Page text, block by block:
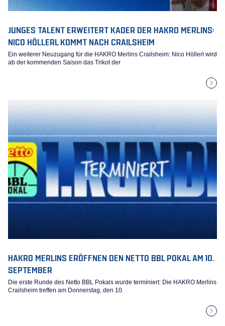
JUNGES TALENT ERWEITERT KADER DER HAKRO MERLINS:
NICO HÖLLERL KOMMT NACH CRAILSHEIM
Ein weiterer Neuzugang für die HAKRO Merlins Crailsheim: Nico Höllerl wird
ab der kommenden Saison das Trikot der
HAKRO MERLINS ERÖFFNEN DEN NETTO BBL POKAL AM 10.
SEPTEMBER
Die erste Runde des Netto BBL Pokals wurde terminiert: Die HAKRO Merlins
Crailsheim treffen am Donnerstag, den 10.